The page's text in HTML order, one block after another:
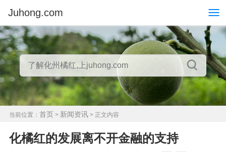
Juhong.com
当前位置： 首页 > 新闻资讯 > 正文内容
化橘红的发展离不开金融的支持